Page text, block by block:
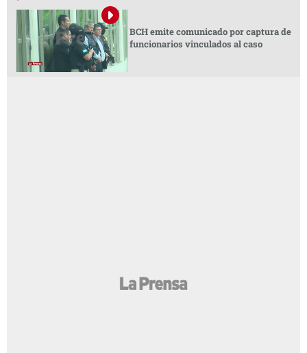
BCH emite comunicado por captura de
funcionarios vinculados al caso